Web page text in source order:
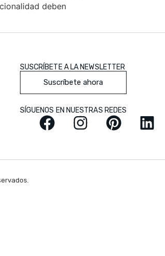
deben
SUSCRÍBETE A LA NEWSLETTER
Suscríbete ahora
SÍGUENOS EN NUESTRAS REDES